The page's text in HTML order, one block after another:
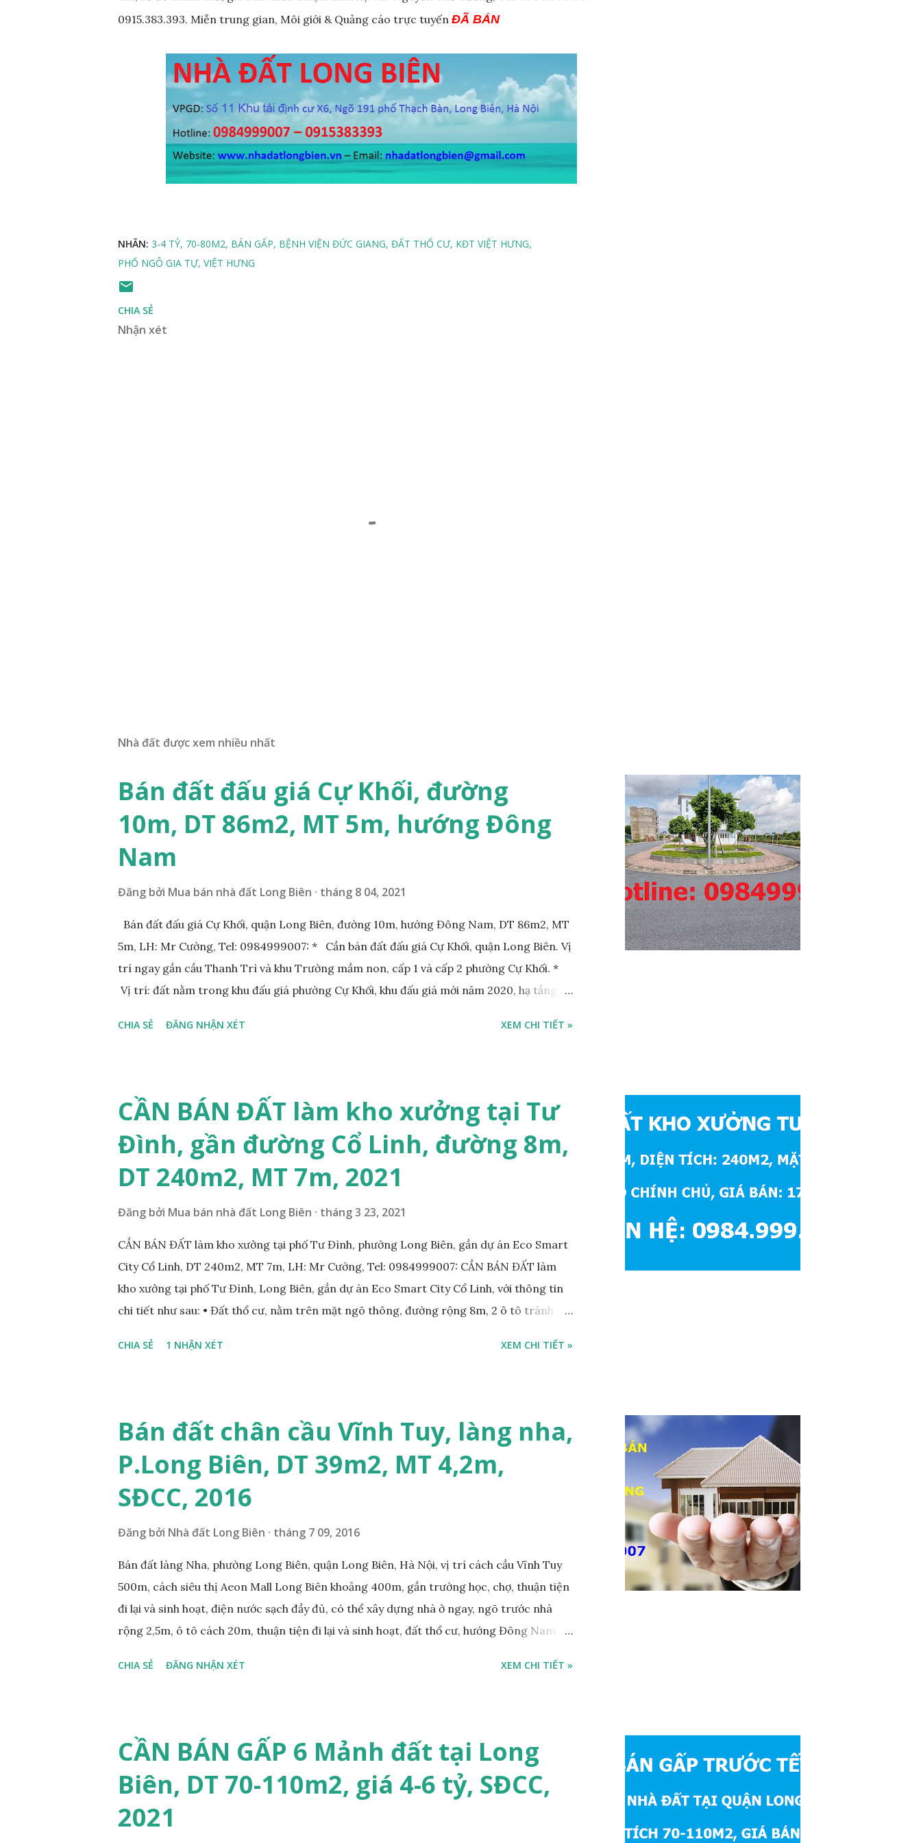
0915.383.393. Miễn trung gian, Môi giới & Quảng cáo trực tuyến ĐÃ BÁN
NHÃN: 3-4 TỶ 70-80M2 BÁN GẤP BỆNH VIỆN ĐỨC GIANG ĐẤT THỔ CƯ KĐT VIỆT HƯNG
PHỐ NGÔ GIA TỰ VIỆT HƯNG
CHIA SẺ
Nhận xét
Nhà đất được xem nhiều nhất
Bán đất đấu giá Cự Khối, đường
10m, DT 86m2, MT 5m, hướng Đông
Nam
Đăng bởi Mua bán nhà đất Long Biên tháng 8 04, 2021
Bán đất đấu giá Cự Khối, quận Long Biên, đường 10m, hướng Đông Nam, DT 86m2, MT
5m, LH: Mr Cường, Tel: 0984999007: * Cần bán đất đấu giá Cự Khối, quận Long Biên. Vị
trí ngay gần cầu Thanh Trì và khu Trường mầm non, cấp 1 và cấp 2 phường Cự Khối. *
Vị trí: đất nằm trong khu đấu giá phường Cự Khối, khu đấu giá mới năm 2020, hạ tầng
200m. Cách Trường cấp 2 Cự Khối khoảng 250m. Cách Trường Tiểu học Cự Khối khoảng
tương lai sẽ rất đẹp, lý tưởng để ở, văn phòng, hoặc xây căn hộ cho thuê… * Đất phân lô,
diện tích: 86m2, mặt tiền 5m, đường 10m và vỉa hè rộng 3m, hướng Đông Nam; * Pháp
lý: sổ đỏ chính chủ; * Giá bán: 6.15 tỷ, có thương lượng với khách thiện chí mua; Liên hệ:
Mr Cường, Tel: 0984999007...
CHIA SẺ ĐĂNG NHẬN XÉT XEM CHI TIẾT »
CẦN BÁN ĐẤT làm kho xưởng tại Tư
Đình, gần đường Cổ Linh, đường 8m,
DT 240m2, MT 7m, 2021
Đăng bởi Mua bán nhà đất Long Biên tháng 3 23, 2021
CẦN BÁN ĐẤT làm kho xưởng tại phố Tư Đình, phường Long Biên, gần dự án Eco Smart
City Cổ Linh, DT 240m2, MT 7m, LH: Mr Cường, Tel: 0984999007: CẦN BÁN ĐẤT làm
kho xưởng tại phố Tư Đình, Long Biên, gần dự án Eco Smart City Cổ Linh, với thông tin
chi tiết như sau: • Đất thổ cư, nằm trên mặt ngõ thông, đường rộng 8m, 2 ô tô tránh
Tiện để xây biệt thự, làm văn phòng công ty, làm kho xưởng, hoặc xây tòa nhà cho thuê;
nằm trên mặt ngõ phố Tư Đình, ngõ trước nhà rộng 8m, ngõ thông, ô tô tránh nhau; •
Cách mặt đường Cổ Linh khoảng 200m; • Cách dự án Eco Smart City Cổ Linh khoảng
250m; • Gần dự án khu biệt thự dự án Minh Tâm Tư Đình • Cách chân cầu Vĩnh Tuy và
siêu thị Aeon Mall Long Biên khoảng 500m; • Khu vực đông đúc dân cư, thuận tiện đi lại
và sinh hoạt; ...
CHIA SẺ 1 NHẬN XÉT XEM CHI TIẾT »
Bán đất chân cầu Vĩnh Tuy, làng nha,
P.Long Biên, DT 39m2, MT 4,2m,
SĐCC, 2016
Đăng bởi Nhà đất Long Biên tháng 7 09, 2016
Bán đất làng Nha, phường Long Biên, quận Long Biên, Hà Nội, vị trí cách cầu Vĩnh Tuy
500m, cách siêu thị Aeon Mall Long Biên khoảng 400m, gần trường học, chợ, thuận tiện
đi lại và sinh hoạt, điện nước sạch đầy đủ, có thể xây dựng nhà ở ngay, ngõ trước nhà
rộng 2,5m, ô tô cách 20m, thuận tiện đi lại và sinh hoạt, đất thổ cư, hướng Đông Nam,
0984999007 - 0915383393. Miễn trung gian & Quảng cáo trực tuyế.
CHIA SẺ ĐĂNG NHẬN XÉT XEM CHI TIẾT »
CẦN BÁN GẤP 6 Mảnh đất tại Long
Biên, DT 70-110m2, giá 4-6 tỷ, SĐCC,
2021